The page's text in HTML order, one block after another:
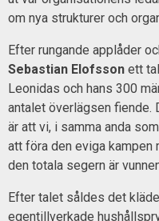
om nya strukturer och
Efter rungande applåder
Sebastian Elofsson ett
Leonidas och hans 300
antalet överlägsen fiende.
är att vi, i samma anda
att föra den eviga
den totala segern är
Efter talet såldes det
egentillverkade